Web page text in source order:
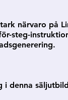
närvaro på
steg-
i denna